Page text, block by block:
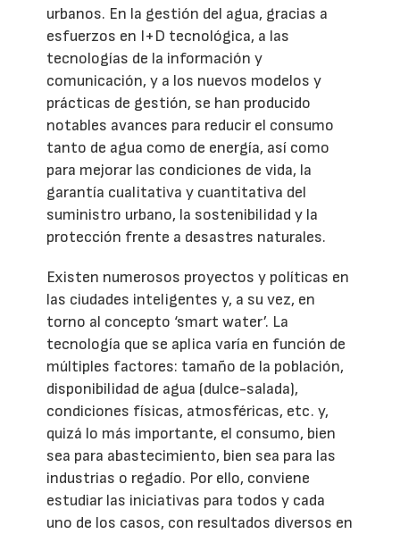
urbanos. En la gestión del agua, gracias a
esfuerzos en I+D tecnológica, a las
tecnologías de la información y
comunicación, y a los nuevos modelos y
prácticas de gestión, se han producido
notables avances para reducir el consumo
tanto de agua como de energía, así como
para mejorar las condiciones de vida, la
garantía cualitativa y cuantitativa del
suministro urbano, la sostenibilidad y la
protección frente a desastres naturales.
Existen numerosos proyectos y políticas en
las ciudades inteligentes y, a su vez, en
torno al concepto ‘smart water’. La
tecnología que se aplica varía en función de
múltiples factores: tamaño de la población,
disponibilidad de agua (dulce-salada),
condiciones físicas, atmosféricas, etc. y,
quizá lo más importante, el consumo, bien
sea para abastecimiento, bien sea para las
industrias o regadío. Por ello, conviene
estudiar las iniciativas para todos y cada
uno de los casos, con resultados diversos en